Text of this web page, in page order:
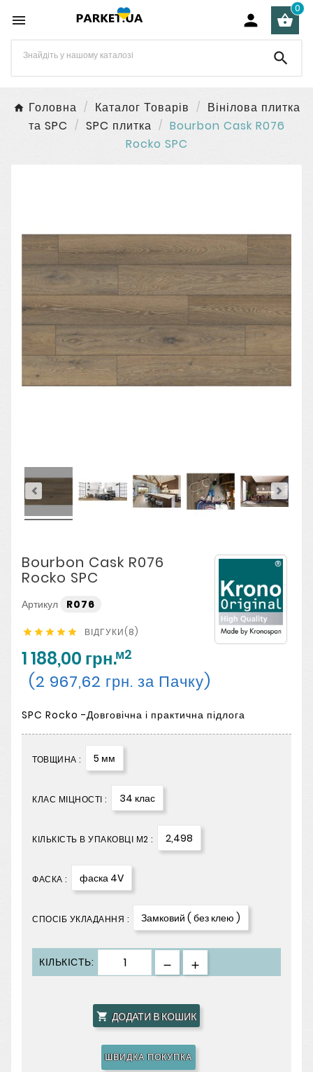
  
0

Головна Каталог Товарів
Вінілова плитка
та SPC
SPC плитка
Bourbon Cask R076
Rocko SPC
Bourbon Cask R076
Rocko SPC
Артикул R076
     ВІДГУКИ(8)
1 188,00 грн.м2
(2 967,62 грн. за Пачку)
SPC Rocko -Довговічна і практична підлога
ТОВЩИНА : 5 мм
КЛАС МІЦНОСТІ : 34 клас
КІЛЬКІСТЬ В УПАКОВЦІ М2 : 2,498
ФАСКА : фаска 4V
СПОСІБ УКЛАДАННЯ : Замковий ( без клею )
КІЛЬКІСТЬ:
 ДОДАТИ В КОШИК
ШВИДКА ПОКУПКА